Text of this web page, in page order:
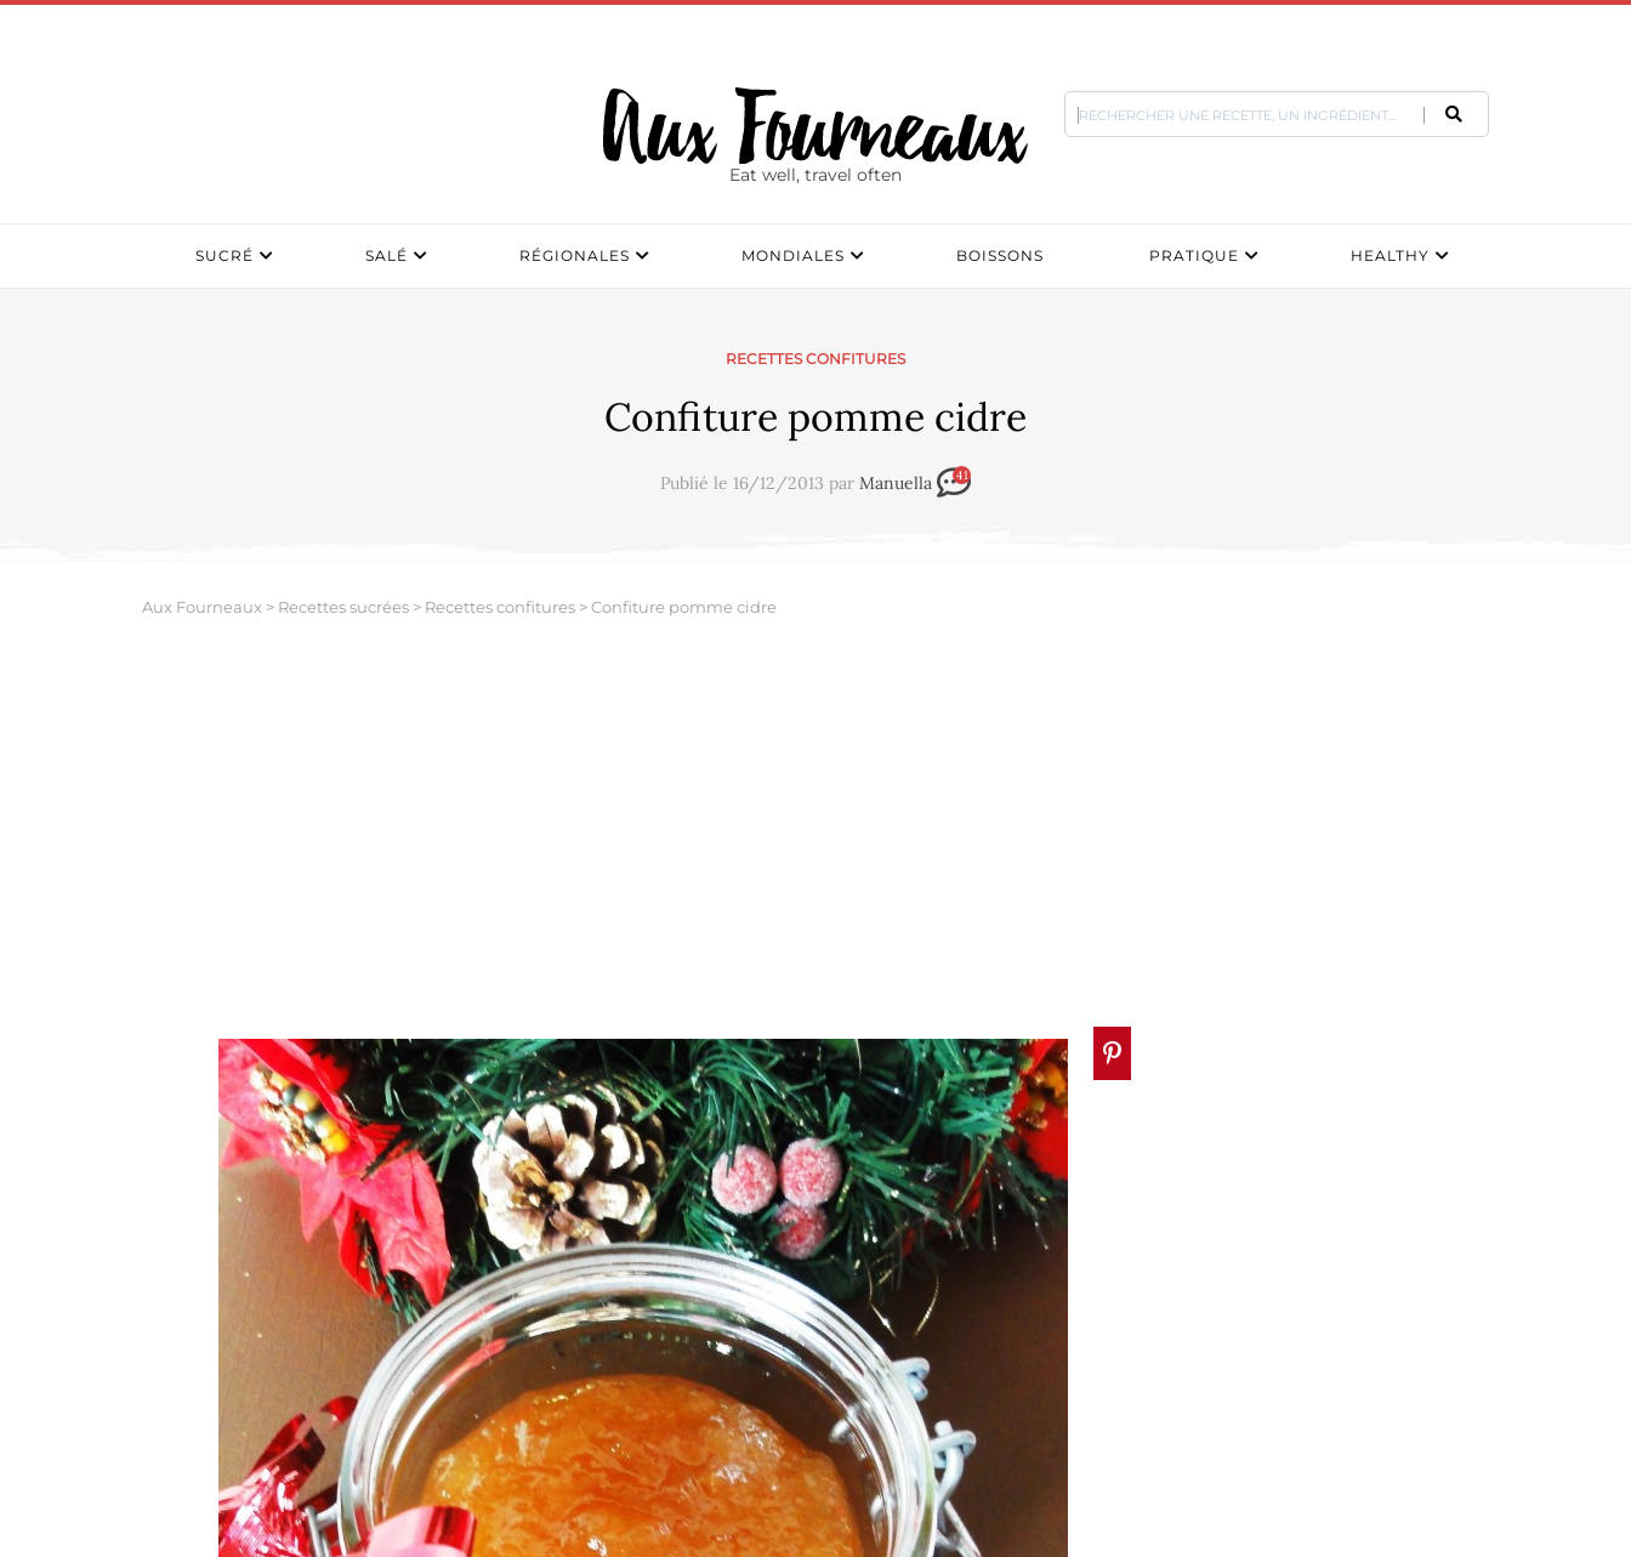
Eat well, travel often
SUCRÉ SALÉ RÉGIONALES MONDIALES BOISSONS PRATIQUE HEALTHY
RECETTES CONFITURES
Confiture pomme cidre
Publié le 16/12/2013 par Manuella 41
Aux Fourneaux > Recettes sucrées > Recettes confitures >Confiture pomme cidre